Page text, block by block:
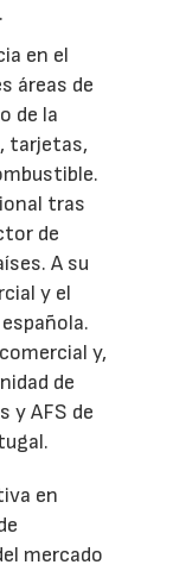
en el
áreas de
de la
tarjetas,
tras
de
A su
y el
y,
de
y AFS de
en
mercado